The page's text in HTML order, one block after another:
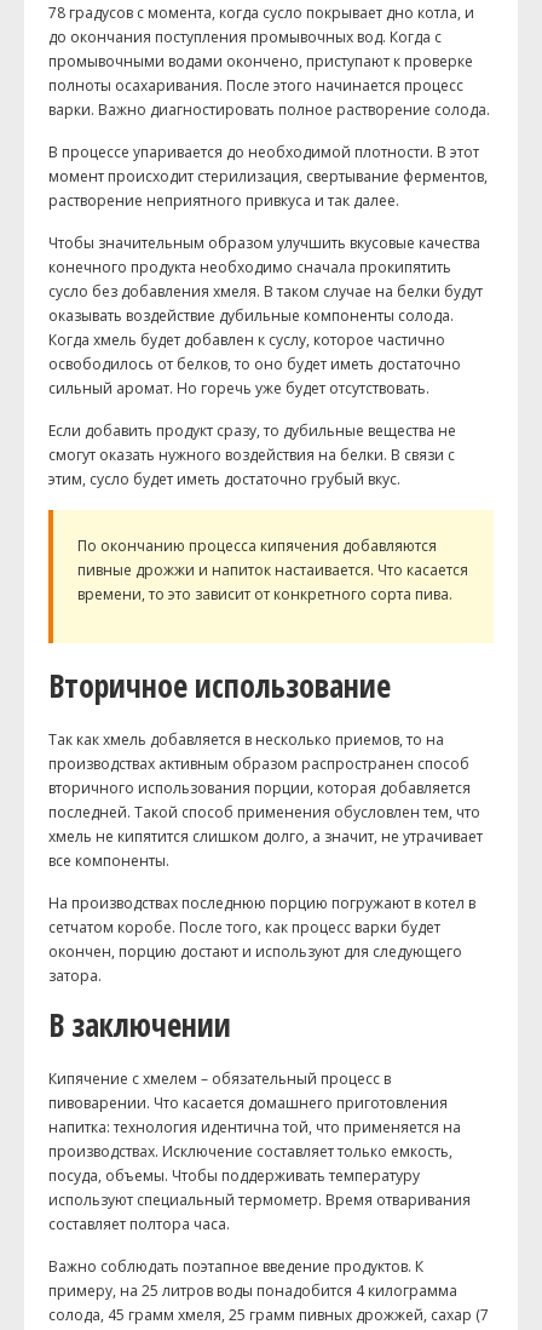
78 градусов с момента, когда сусло покрывает дно котла, и
до окончания поступления промывочных вод. Когда с
промывочными водами окончено, приступают к проверке
полноты осахаривания. После этого начинается процесс
варки. Важно диагностировать полное растворение солода.
В процессе упаривается до необходимой плотности. В этот
момент происходит стерилизация, свертывание ферментов,
растворение неприятного привкуса и так далее.
Чтобы значительным образом улучшить вкусовые качества
конечного продукта необходимо сначала прокипятить
сусло без добавления хмеля. В таком случае на белки будут
оказывать воздействие дубильные компоненты солода.
Когда хмель будет добавлен к суслу, которое частично
освободилось от белков, то оно будет иметь достаточно
сильный аромат. Но горечь уже будет отсутствовать.
Если добавить продукт сразу, то дубильные вещества не
смогут оказать нужного воздействия на белки. В связи с
этим, сусло будет иметь достаточно грубый вкус.
По окончанию процесса кипячения добавляются
пивные дрожжи и напиток настаивается. Что касается
времени, то это зависит от конкретного сорта пива.
Вторичное использование
Так как хмель добавляется в несколько приемов, то на
производствах активным образом распространен способ
вторичного использования порции, которая добавляется
последней. Такой способ применения обусловлен тем, что
хмель не кипятится слишком долго, а значит, не утрачивает
все компоненты.
На производствах последнюю порцию погружают в котел в
сетчатом коробе. После того, как процесс варки будет
окончен, порцию достают и используют для следующего
затора.
В заключении
Кипячение с хмелем – обязательный процесс в
пивоварении. Что касается домашнего приготовления
напитка: технология идентична той, что применяется на
производствах. Исключение составляет только емкость,
посуда, объемы. Чтобы поддерживать температуру
используют специальный термометр. Время отваривания
составляет полтора часа.
Важно соблюдать поэтапное введение продуктов. К
примеру, на 25 литров воды понадобится 4 килограмма
солода, 45 грамм хмеля, 25 грамм пивных дрожжей, сахар (7